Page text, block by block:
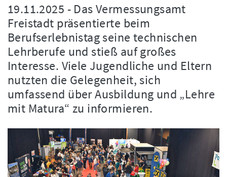
19.11.2025 - Das Vermessungsamt
Freistadt präsentierte beim
Berufserlebnistag seine technischen
Lehrberufe und stieß auf großes
Interesse. Viele Jugendliche und Eltern
nutzten die Gelegenheit, sich
umfassend über Ausbildung und „Lehre
mit Matura“ zu informieren.